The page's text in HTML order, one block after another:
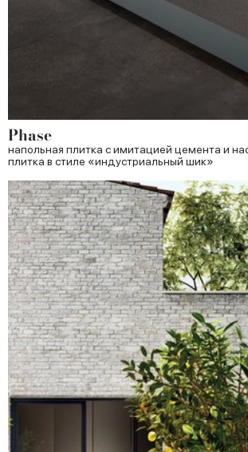
Phase
напольная плитка с имитацией цемента и
плитка в стиле «индустриальный шик»